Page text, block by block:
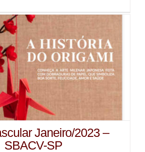
Janeiro/2023 –
SBACV-SP